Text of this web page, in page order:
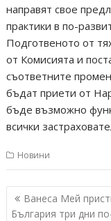
направят свое
практики в по-
Подготвеното от
от Комисията и
съответните
бъдат приети от
бъде възможно
всички
Новини
Навигация
Ванеса Мей
България три дни